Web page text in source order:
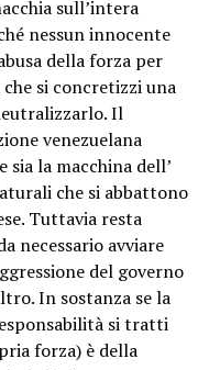
sull’intera
nessun innocente
della forza per
si concretizzi una
Il
venezuelana
la macchina dell’
che si abbattono
Tuttavia resta
necessario avviare
del governo
In sostanza se la
si tratti
forza) è della